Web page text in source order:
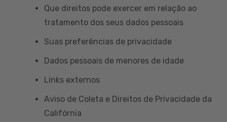
Que direitos pode exercer em relação ao
tratamento dos seus dados pessoais
Suas preferências de privacidade
Dados pessoais de menores de idade
Links externos
Aviso de Coleta e Direitos de Privacidade da
Califórnia